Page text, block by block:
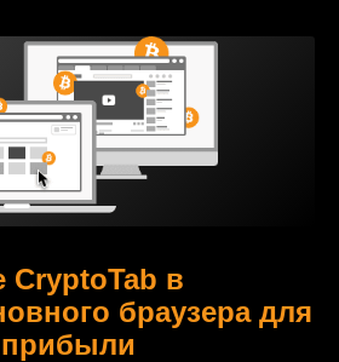
CryptoTab в
браузера для
прибыли